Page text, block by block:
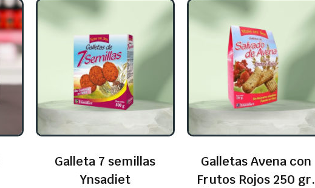
Galleta 7 semillas
Ynsadiet
Galletas Avena con
Frutos Rojos 250 gr.